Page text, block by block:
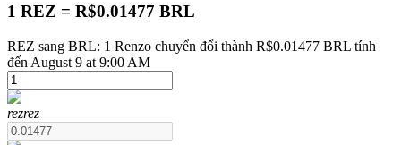
USDT Futures
1 REZ = R$0.01477 BRL
REZ sang BRL: 1 Renzo chuyển đổi thành R$0.01477 BRL tính
đến August 9 at 9:00 AM
rezrez